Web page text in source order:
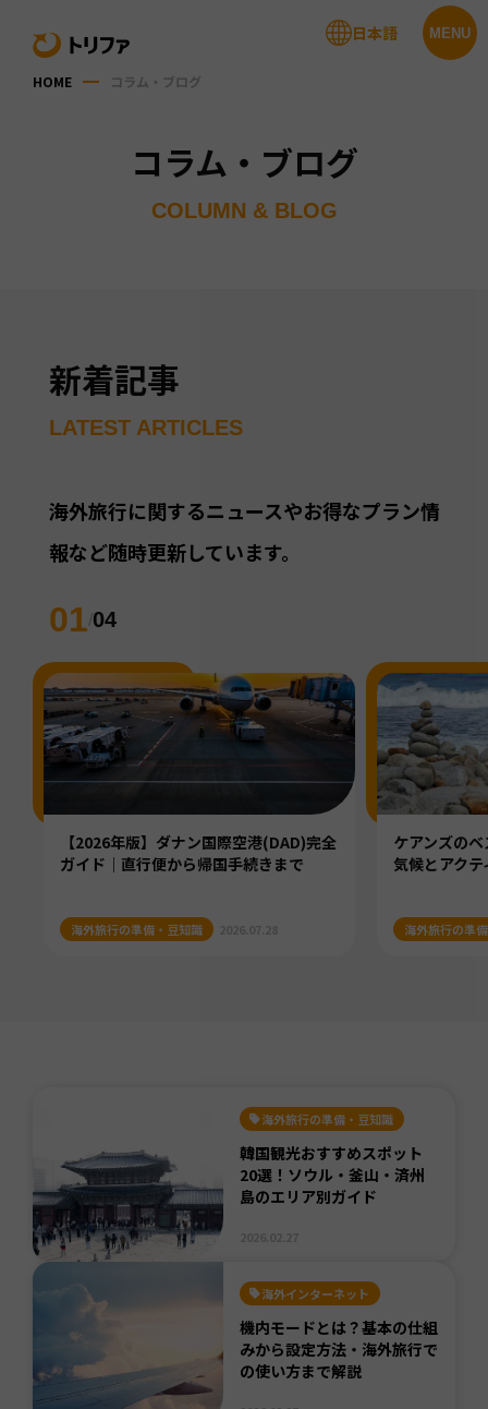
MENU
日本語
HOME コラム・ブログ
コラム・ブログ
COLUMN & BLOG
新着記事
LATEST ARTICLES
海外旅行に関するニュースやお得なプラン情
報など随時更新しています。
01/04
【2026年版】ダナン国際空港(DAD)完全
ガイド｜直行便から帰国手続きまで
海外旅行の準備・豆知識
ケアンズの
気候とアク
海外旅行の準
海外旅行の準備・豆知識
韓国観光おすすめスポット
20選！ソウル・釜山・済州
島のエリア別ガイド
海外インターネット
機内モードとは？基本の仕組
みから設定方法・海外旅行で
の使い方まで解説